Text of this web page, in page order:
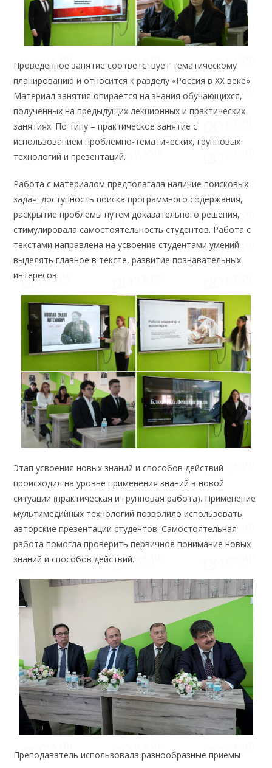
Проведённое занятие соответствует тематическому
планированию и относится к разделу «Россия в XX веке».
Материал занятия опирается на знания обучающихся,
полученных на предыдущих лекционных и практических
занятиях. По типу – практическое занятие с
использованием проблемно-тематических, групповых
технологий и презентаций.
Работа с материалом предполагала наличие поисковых
задач: доступность поиска программного содержания,
раскрытие проблемы путём доказательного решения,
стимулировала самостоятельность студентов. Работа с
текстами направлена на усвоение студентами умений
выделять главное в тексте, развитие познавательных
интересов.
Этап усвоения новых знаний и способов действий
происходил на уровне применения знаний в новой
ситуации (практическая и групповая работа). Применение
мультимедийных технологий позволило использовать
авторские презентации студентов. Самостоятельная
работа помогла проверить первичное понимание новых
знаний и способов действий.
Преподаватель использовала разнообразные приемы